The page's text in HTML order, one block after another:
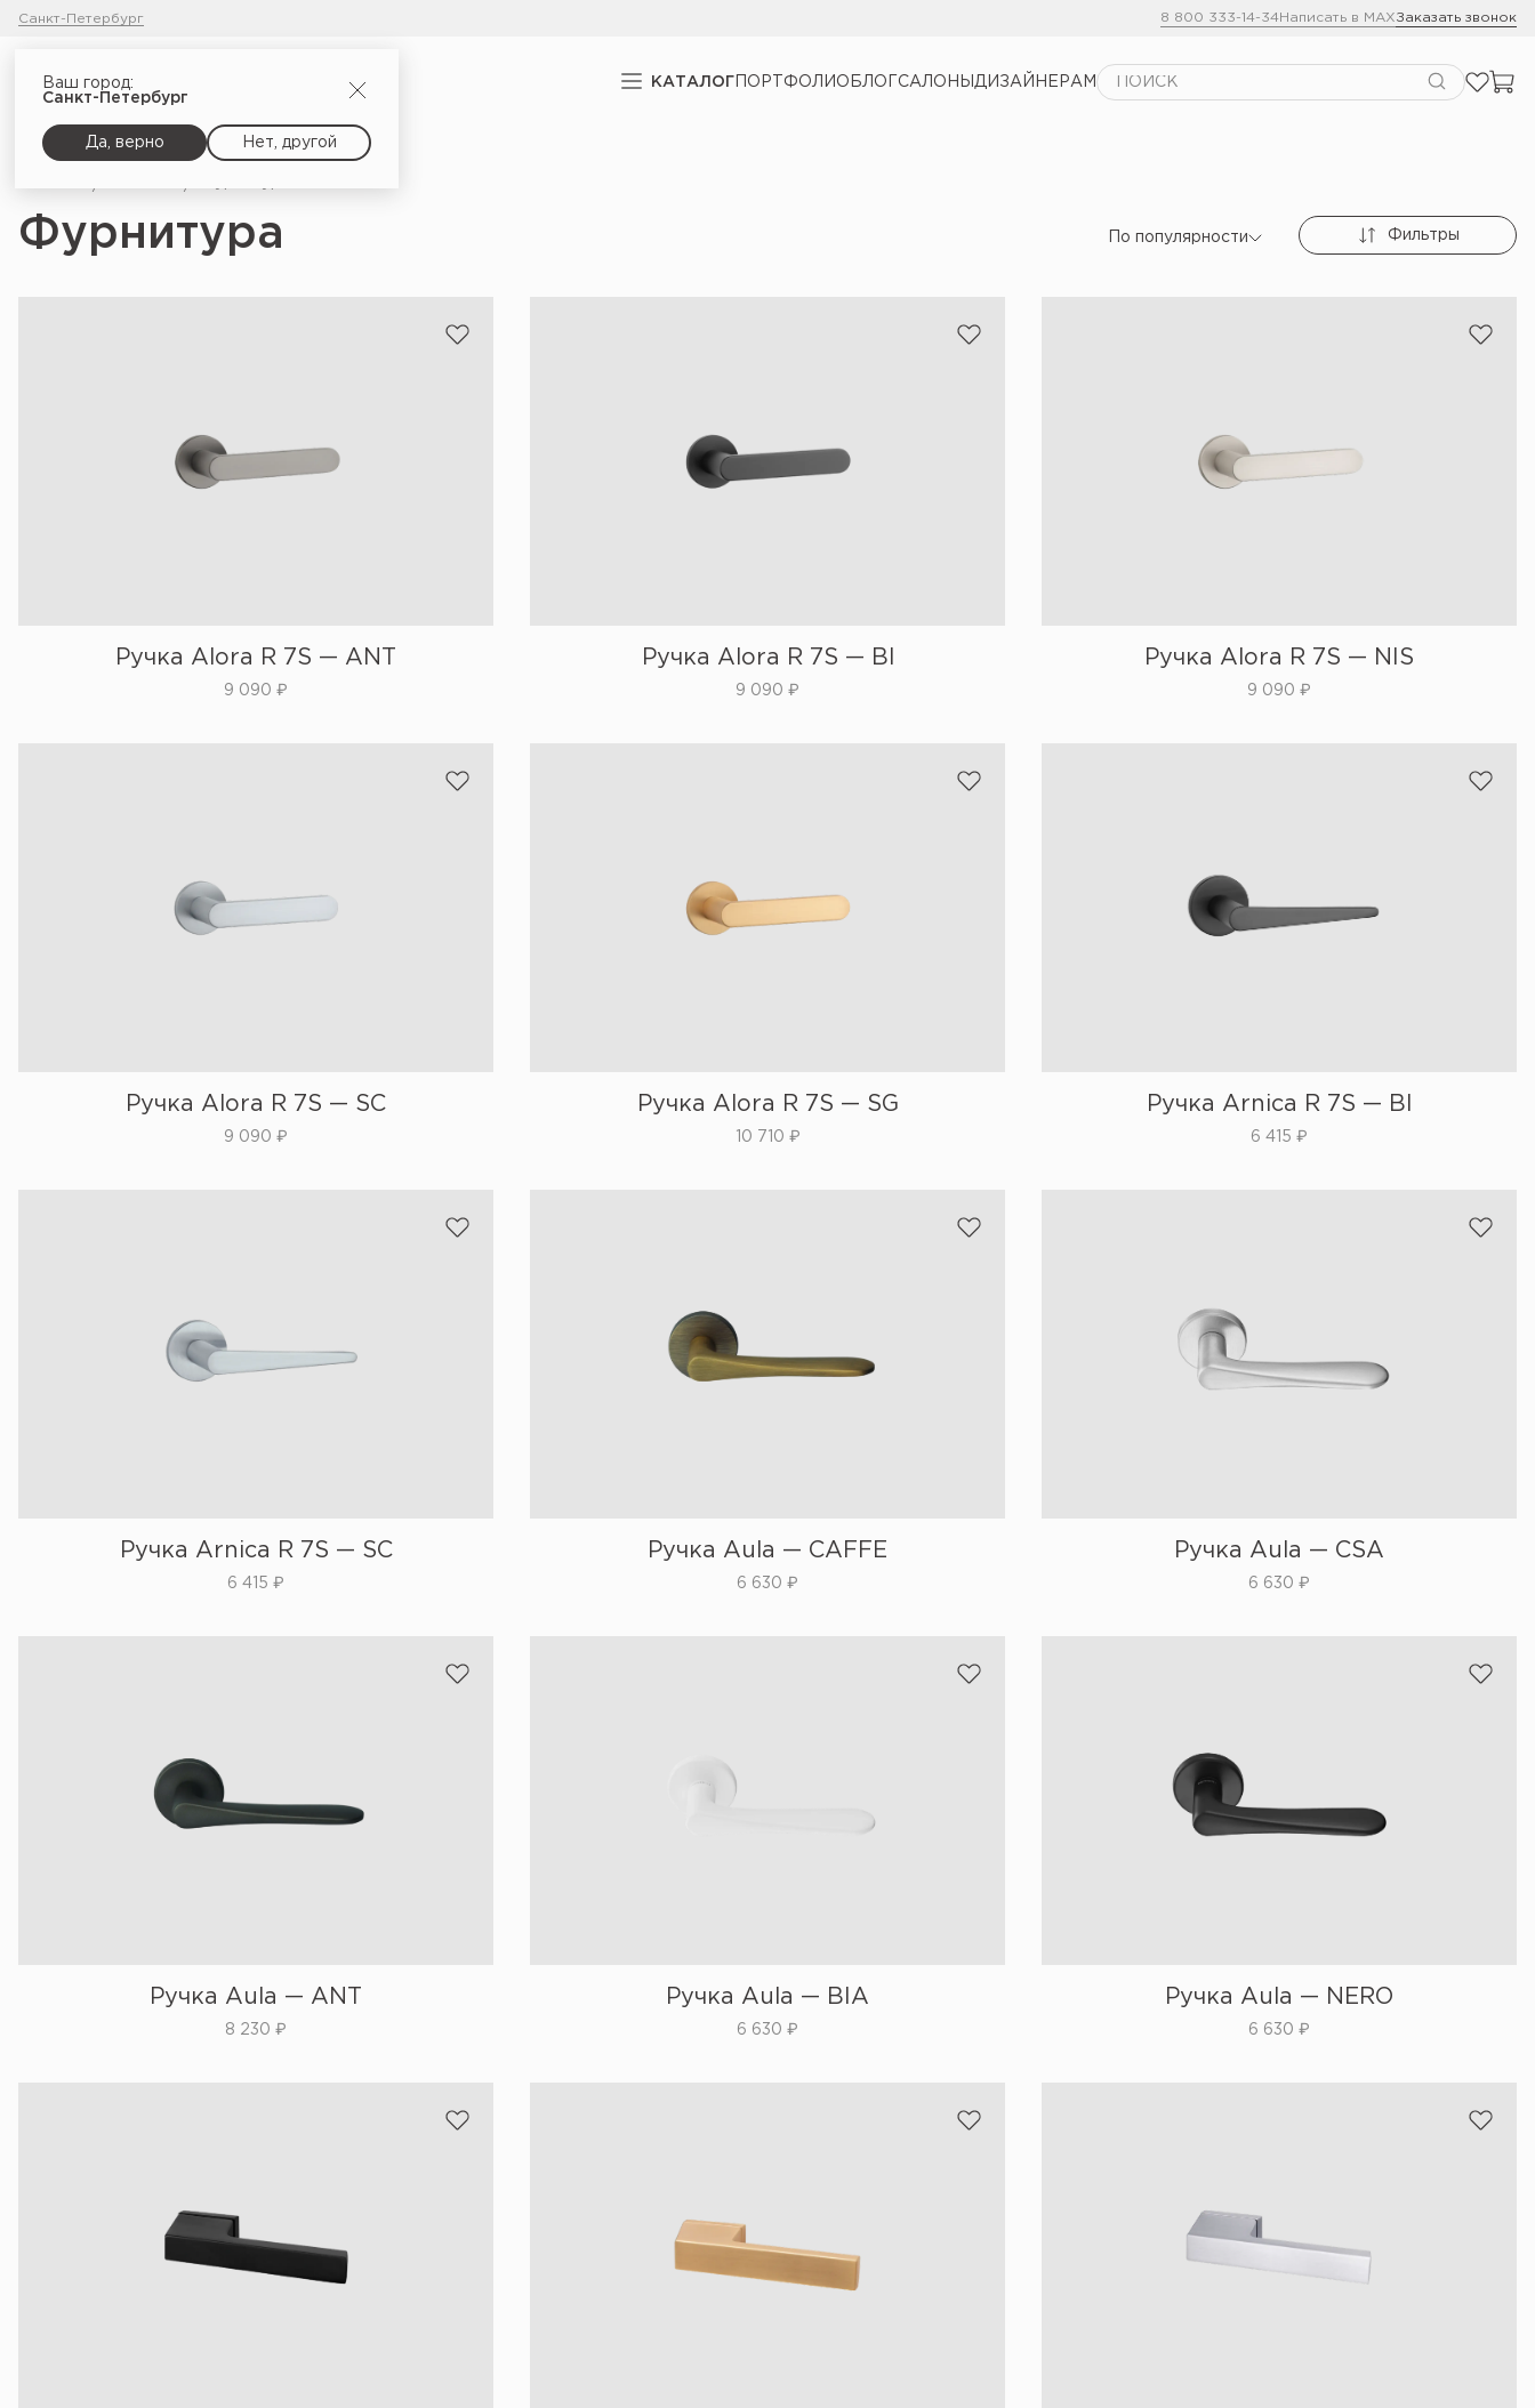
Санкт-Петербург 8 800 333-14-34Написать в MAXЗаказать звонок
КАТАЛОГ ПОРТФОЛИО БЛОГСАЛОНЫ ДИЗАЙНЕРАМ
Ваш город:
Санкт-Петербург
Да, верно Нет, другой
Фурнитура По популярности Фильтры
Ручка Alora R 7S — ANT
9 090 ₽
Ручка Alora R 7S — Bl
9 090 ₽
Ручка Alora R 7S — NIS
9 090 ₽
Ручка Alora R 7S — SC
9 090 ₽
Ручка Alora R 7S — SG
10 710 ₽
Ручка Arnica R 7S — Bl
6 415 ₽
Ручка Arnica R 7S — SC
6 415 ₽
Ручка Aula — CAFFE
6 630 ₽
Ручка Aula — CSA
6 630 ₽
Ручка Aula — ANT
8 230 ₽
Ручка Aula — BIA
6 630 ₽
Ручка Aula — NERO
6 630 ₽